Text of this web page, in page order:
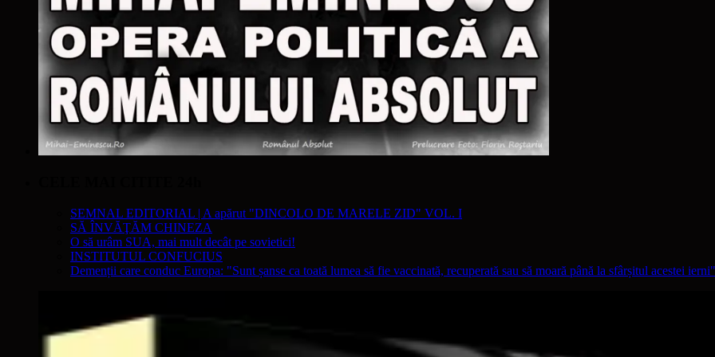
SEMNAL EDITORIAL | A apărut "DINCOLO DE MARELE ZID" VOL. I
SĂ ÎNVĂŢĂM CHINEZA
O să urâm SUA, mai mult decât pe sovietici!
INSTITUTUL CONFUCIUS
Demenții care conduc Europa: "Sunt șanse ca toată lumea să fie vaccinată, recuperată sau să moară până la sfârșitul acestei